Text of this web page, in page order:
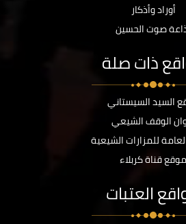
أوراد وأذكار
صوت الحسين
ذات صلة
السيد السيستاني
الوقف الشيعي
للمزارات الشيعية
موقع قناة كربلاء
العتبات